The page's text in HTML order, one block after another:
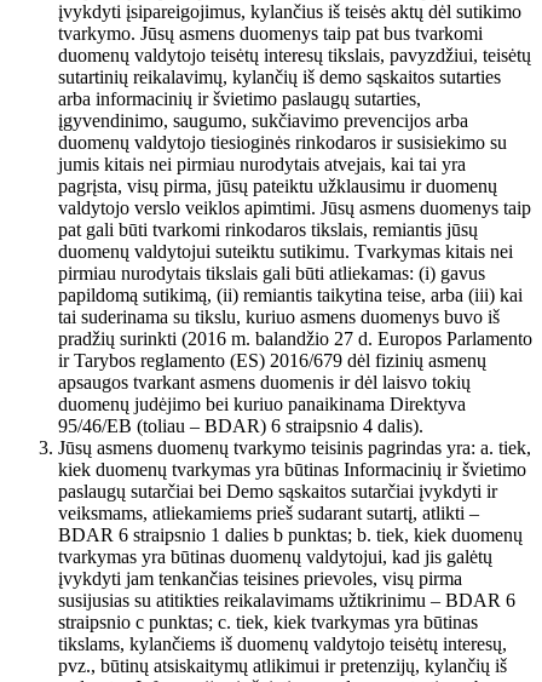
įvykdyti įsipareigojimus, kylančius iš teisės aktų dėl sutikimo
tvarkymo. Jūsų asmens duomenys taip pat bus tvarkomi
duomenų valdytojo teisėtų interesų tikslais, pavyzdžiui, teisėtų
sutartinių reikalavimų, kylančių iš demo sąskaitos sutarties
arba informacinių ir švietimo paslaugų sutarties,
įgyvendinimo, saugumo, sukčiavimo prevencijos arba
duomenų valdytojo tiesioginės rinkodaros ir susisiekimo su
jumis kitais nei pirmiau nurodytais atvejais, kai tai yra
pagrįsta, visų pirma, jūsų pateiktu užklausimu ir duomenų
valdytojo verslo veiklos apimtimi. Jūsų asmens duomenys taip
pat gali būti tvarkomi rinkodaros tikslais, remiantis jūsų
duomenų valdytojui suteiktu sutikimu. Tvarkymas kitais nei
pirmiau nurodytais tikslais gali būti atliekamas: (i) gavus
papildomą sutikimą, (ii) remiantis taikytina teise, arba (iii) kai
tai suderinama su tikslu, kuriuo asmens duomenys buvo iš
pradžių surinkti (2016 m. balandžio 27 d. Europos Parlamento
ir Tarybos reglamento (ES) 2016/679 dėl fizinių asmenų
apsaugos tvarkant asmens duomenis ir dėl laisvo tokių
duomenų judėjimo bei kuriuo panaikinama Direktyva
95/46/EB (toliau – BDAR) 6 straipsnio 4 dalis).
Jūsų asmens duomenų tvarkymo teisinis pagrindas yra: a. tiek,
kiek duomenų tvarkymas yra būtinas Informacinių ir švietimo
paslaugų sutarčiai bei Demo sąskaitos sutarčiai įvykdyti ir
veiksmams, atliekamiems prieš sudarant sutartį, atlikti –
BDAR 6 straipsnio 1 dalies b punktas; b. tiek, kiek duomenų
tvarkymas yra būtinas duomenų valdytojui, kad jis galėtų
įvykdyti jam tenkančias teisines prievoles, visų pirma
susijusias su atitikties reikalavimams užtikrinimu – BDAR 6
straipsnio c punktas; c. tiek, kiek tvarkymas yra būtinas
tikslams, kylančiems iš duomenų valdytojo teisėtų interesų,
pvz., būtinų atsiskaitymų atlikimui ir pretenzijų, kylančių iš